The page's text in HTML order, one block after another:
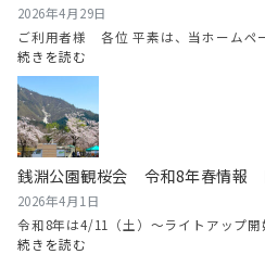
南
グ
メ
マ
ラ
ソ
ン
開
2026年4月29日
ご利用者様 各位 平素は、当ホームペ
続きを読む
2026/5/11（月）
ホ
ー
ム
ペ
ー
ジ
銭淵公園観桜会 令和8年春情報
2026年4月1日
令和8年は4/11（土）～ライトアップ
続きを読む